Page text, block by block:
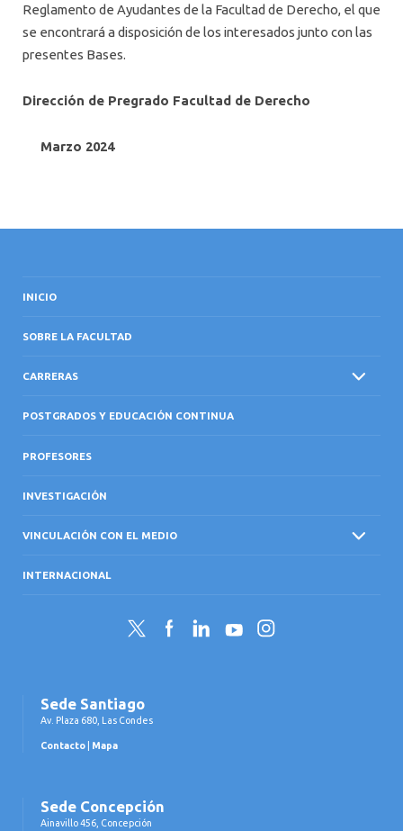
Reglamento de Ayudantes de la Facultad de Derecho, el que
se encontrará a disposición de los interesados junto con las
presentes Bases.
Dirección de Pregrado Facultad de Derecho
Marzo 2024
INICIO
SOBRE LA FACULTAD
CARRERAS
POSTGRADOS Y EDUCACIÓN CONTINUA
PROFESORES
INVESTIGACIÓN
VINCULACIÓN CON EL MEDIO
INTERNACIONAL
Twitter FacebookLinkedInYouTubeInstagram
Sede Santiago
Av. Plaza 680, Las Condes
Contacto Mapa
Sede Concepción
Ainavillo 456, Concepción